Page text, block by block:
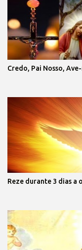
Credo, Pai Nosso,
Reze durante 3 dias a